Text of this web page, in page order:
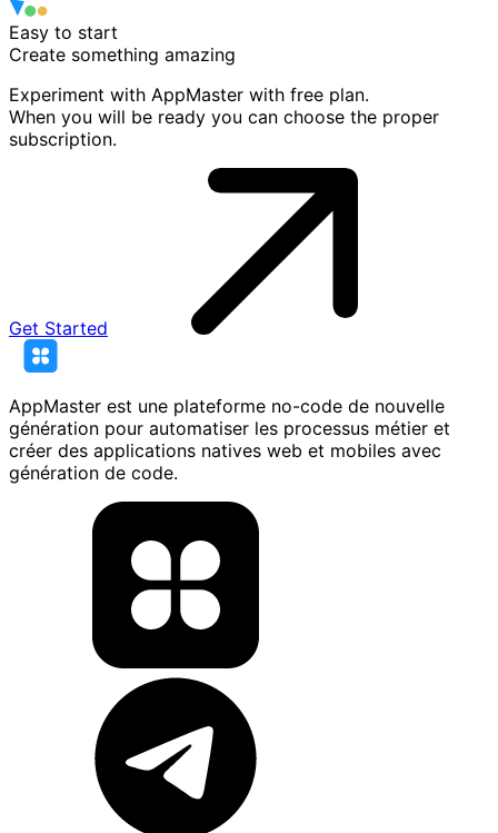
Easy to start
Create something amazing
Experiment with AppMaster with free plan.
When you will be ready you can choose the proper
subscription.
Get Started
AppMaster est une plateforme no-code de nouvelle
génération pour automatiser les processus métier et
créer des applications natives web et mobiles avec
génération de code.